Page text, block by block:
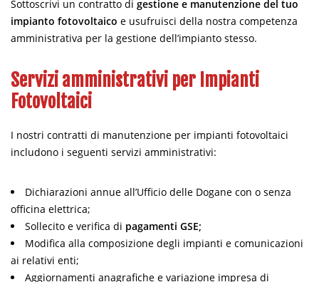
Sottoscrivi un contratto di gestione e manutenzione del tuo
impianto fotovoltaico e usufruisci della nostra competenza
amministrativa per la gestione dell’impianto stesso.
Servizi amministrativi per Impianti
Fotovoltaici
I nostri contratti di manutenzione per impianti fotovoltaici
includono i seguenti servizi amministrativi:
Dichiarazioni annue all’Ufficio delle Dogane con o senza
officina elettrica;
Sollecito e verifica di pagamenti GSE;
Modifica alla composizione degli impianti e comunicazioni
ai relativi enti;
Aggiornamenti anagrafiche e variazione impresa di